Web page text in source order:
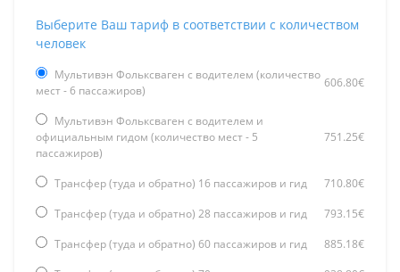
Выберите Ваш тариф в соответствии с количеством
человек
Мультивэн Фольксваген с водителем (количество
мест - 6 пассажиров)
606.80€
Мультивэн Фольксваген с водителем и
официальным гидом (количество мест - 5
пассажиров)
751.25€
Трансфер (туда и обратно) 16 пассажиров и гид
710.80€
Трансфер (туда и обратно) 28 пассажиров и гид
793.15€
Трансфер (туда и обратно) 60 пассажиров и гид
885.18€